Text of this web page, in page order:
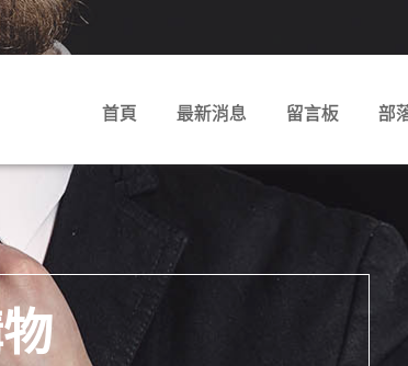
首頁 最新消息 留言板 部